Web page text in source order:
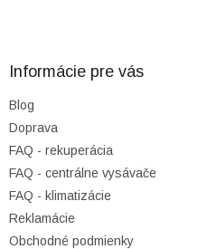
Informácie pre vás
Blog
Doprava
FAQ - rekuperácia
FAQ - centrálne vysávače
FAQ - klimatizácie
Reklamácie
Obchodné podmienky